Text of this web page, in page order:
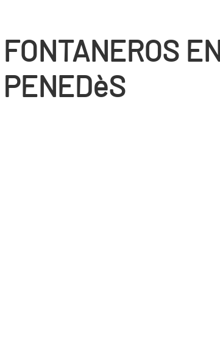
FONTANEROS
PENEDèS